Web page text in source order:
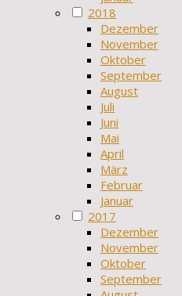
2018
Dezember
November
Oktober
September
August
Juli
Juni
Mai
April
März
Februar
Januar
2017
Dezember
November
Oktober
September